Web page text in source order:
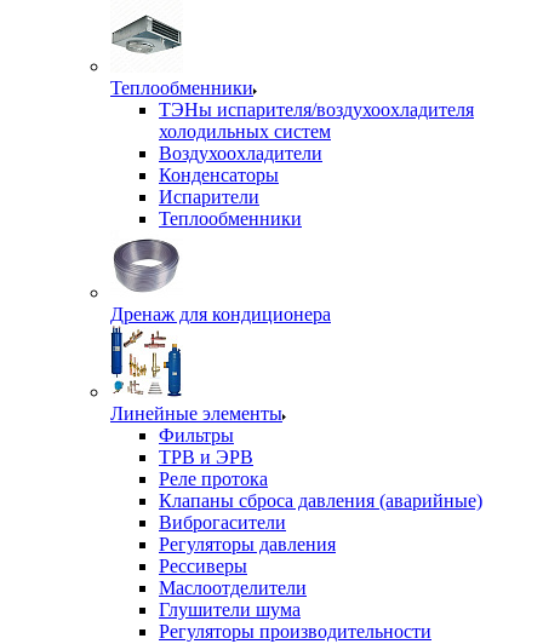
Теплообменники
ТЭНы испарителя/воздухоохладителя
холодильных систем
Воздухоохладители
Конденсаторы
Испарители
Теплообменники
Дренаж для кондиционера
Линейные элементы
Фильтры
ТРВ и ЭРВ
Реле протока
Клапаны сброса давления (аварийные)
Виброгасители
Регуляторы давления
Рессиверы
Маслоотделители
Глушители шума
Регуляторы производительности